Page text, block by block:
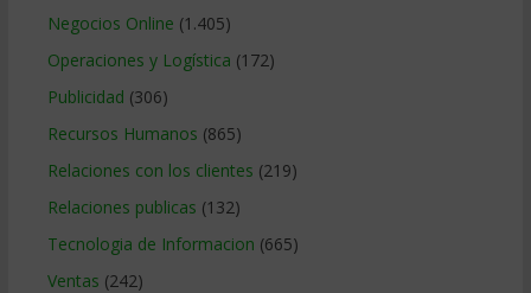
Negocios Online (1.405)
Operaciones y Logística (172)
Publicidad (306)
Recursos Humanos (865)
Relaciones con los clientes (219)
Relaciones publicas (132)
Tecnologia de Informacion (665)
Ventas (242)